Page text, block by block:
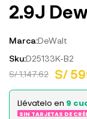
2.9J
Marca:DeWalt
Sku:D25133K-B2
S/ 1,147.62
S/
Llévatelo en 9
SIN TARJETAS DE